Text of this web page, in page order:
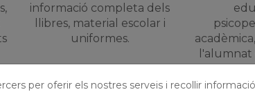
informació completa dels
llibres, material escolar i
uniformes.
l'alumnat
per oferir els nostres serveis i recollir